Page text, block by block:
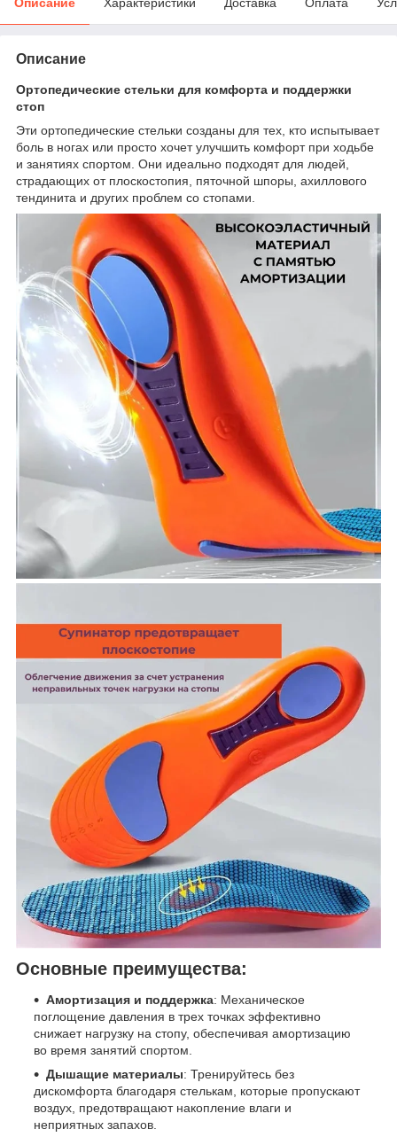
Описание
Ортопедические стельки для комфорта и поддержки
стоп
Эти ортопедические стельки созданы для тех, кто испытывает
боль в ногах или просто хочет улучшить комфорт при ходьбе
и занятиях спортом. Они идеально подходят для людей,
страдающих от плоскостопия, пяточной шпоры, ахиллового
тендинита и других проблем со стопами.
Основные преимущества:
Амортизация и поддержка: Механическое
поглощение давления в трех точках эффективно
снижает нагрузку на стопу, обеспечивая амортизацию
во время занятий спортом.
Дышащие материалы: Тренируйтесь без
дискомфорта благодаря стелькам, которые пропускают
воздух, предотвращают накопление влаги и
неприятных запахов.